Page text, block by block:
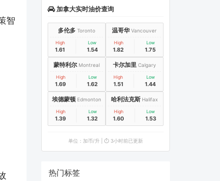
智
加拿大实时油价查询
多伦多 Toronto
High
1.61
Low
1.54
温哥华 Vancouver
High
1.82
Low
1.75
蒙特利尔 Montreal
High
1.69
Low
1.62
卡尔加里 Calgary
High
1.51
Low
1.44
埃德蒙顿 Edmonton
High
1.39
Low
1.32
哈利法克斯 Halifax
High
1.60
Low
1.53
单位：加币/升 | ⏱️ 3小时前已更新
热门标签